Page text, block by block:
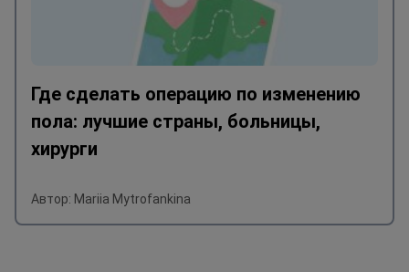
Где сделать операцию по изменению
пола: лучшие страны, больницы,
хирурги
Автор: Mariia Mytrofankina